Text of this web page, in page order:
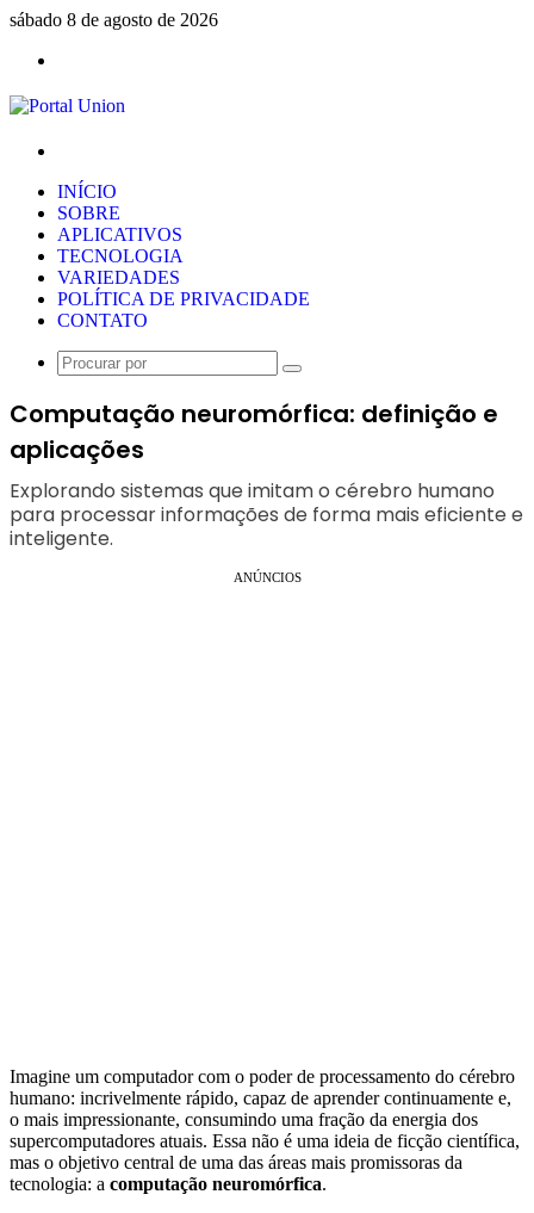
sábado 8 de agosto de 2026
INÍCIO
SOBRE
APLICATIVOS
TECNOLOGIA
VARIEDADES
POLÍTICA DE PRIVACIDADE
CONTATO
Procurar
Computação neuromórfica: definição e
aplicações
Explorando sistemas que imitam o cérebro humano
para processar informações de forma mais eficiente e
inteligente.
ANÚNCIOS
Imagine um computador com o poder de processamento do cérebro
humano: incrivelmente rápido, capaz de aprender continuamente e,
o mais impressionante, consumindo uma fração da energia dos
supercomputadores atuais. Essa não é uma ideia de ficção científica,
mas o objetivo central de uma das áreas mais promissoras da
tecnologia: a computação neuromórfica.